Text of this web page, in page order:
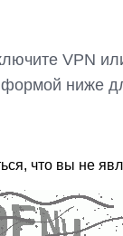
VPN
формой ниже
что вы не